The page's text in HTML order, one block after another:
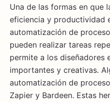
Una de las formas en que
eficiencia y productividad
automatización de
pueden realizar tareas
permite a los diseñadores
importantes y creativas.
automatización de
Zapier y Bardeen. Estas